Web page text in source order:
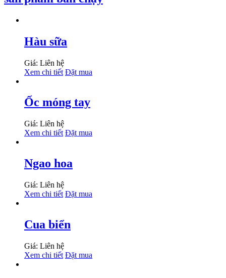
Hàu sữa
Giá: Liên hệ
Xem chi tiết Đặt mua
Ốc móng tay
Giá: Liên hệ
Xem chi tiết Đặt mua
Ngao hoa
Giá: Liên hệ
Xem chi tiết Đặt mua
Cua biển
Giá: Liên hệ
Xem chi tiết Đặt mua